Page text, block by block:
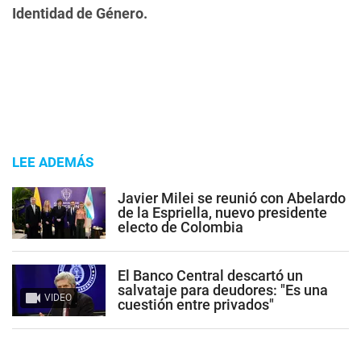
Identidad de Género.
LEE ADEMÁS
Javier Milei se reunió con Abelardo
de la Espriella, nuevo presidente
electo de Colombia
VIDEO
El Banco Central descartó un
salvataje para deudores: "Es una
cuestión entre privados"